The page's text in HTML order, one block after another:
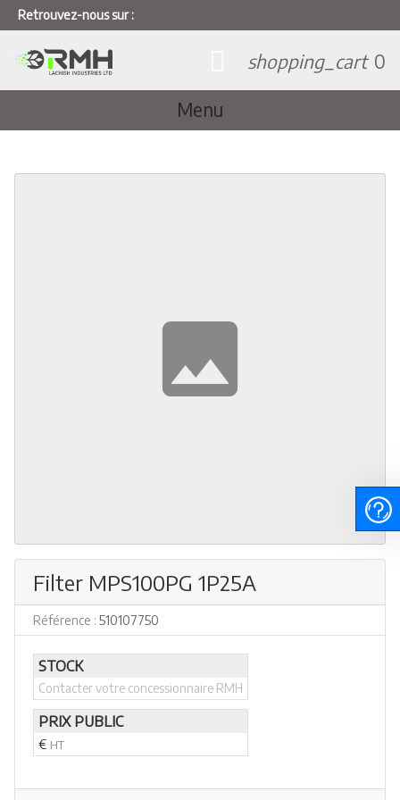
Retrouvez-nous sur :
Menu
shopping_cart 0
Filter MPS100PG 1P25A
Référence : 510107750
STOCK
Contacter votre concessionnaire RMH
PRIX PUBLIC
€ HT